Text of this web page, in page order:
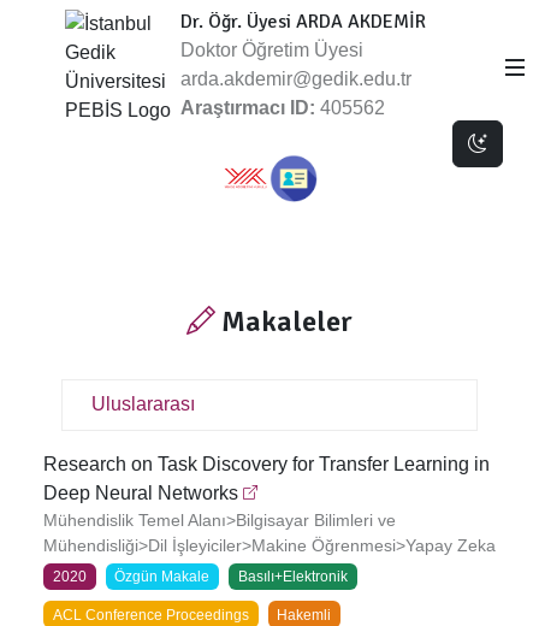
Dark
Dr. Öğr. Üyesi ARDA AKDEMİR
Doktor Öğretim Üyesi
arda.akdemir@gedik.edu.tr
Araştırmacı ID: 405562
Makaleler
Uluslararası
Research on Task Discovery for Transfer Learning in
Deep Neural Networks
Mühendislik Temel Alanı>Bilgisayar Bilimleri ve
Mühendisliği>Dil İşleyiciler>Makine Öğrenmesi>Yapay Zeka
2020 Özgün Makale Basılı+Elektronik
ACL Conference Proceedings Hakemli